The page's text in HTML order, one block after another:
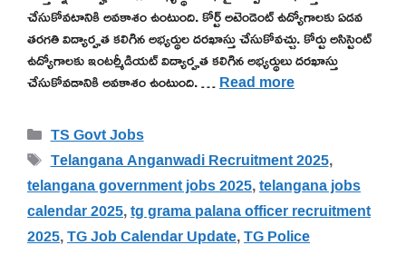
చేసుకోవటానికి అవకాశం ఉంటుంది. కోర్ట్ అటెండెంట్ ఉద్యోగాలకు ఏడవ
తరగతి విద్యార్హత కలిగిన అభ్యర్థుల దరఖాస్తు చేసుకోవచ్చు. కోర్టు అసిస్టెంట్
ఉద్యోగాలకు ఇంటర్మీడియట్ విద్యార్హత కలిగిన అభ్యర్థులు దరఖాస్తు
చేసుకోవడానికి అవకాశం ఉంటుంది. …Read more
Categories
TS Govt Jobs
Tags
Telangana Anganwadi Recruitment 2025,
telangana government jobs 2025,telangana jobs
calendar 2025,tg grama palana officer recruitment
2025,TG Job Calendar Update,TG Police